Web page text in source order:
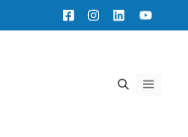
MENU